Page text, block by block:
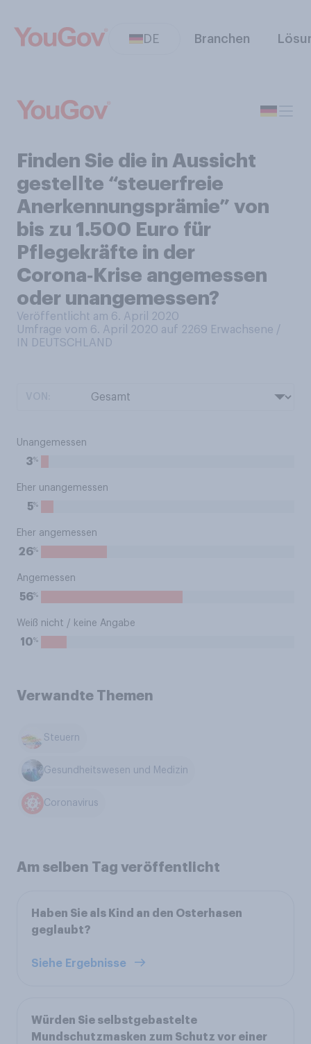
DE Branchen
Finden Sie die in Aussicht
gestellte “steuerfreie
Anerkennungsprämie” von
bis zu 1.500 Euro für
Pflegekräfte in der
Corona‑Krise angemessen
oder unangemessen?
Veröffentlicht am 6. April 2020
Umfrage vom 6. April 2020 auf 2269 Erwachsene /
IN DEUTSCHLAND
Unangemessen
3%
Eher unangemessen
5%
Eher angemessen
26%
Angemessen
56%
Weiß nicht / keine Angabe
10%
Verwandte Themen
Steuern
Gesundheitswesen und Medizin
Coronavirus
Am selben Tag veröffentlicht
Haben Sie als Kind an den Osterhasen
geglaubt?
Siehe Ergebnisse
Würden Sie selbstgebastelte
Mundschutzmasken zum Schutz vor einer